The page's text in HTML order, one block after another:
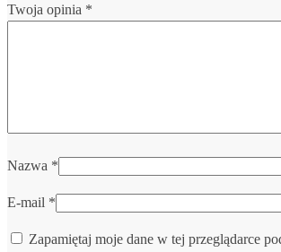
Twoja opinia *
Nazwa *
E-mail *
Zapamiętaj moje dane w tej przeglądarce